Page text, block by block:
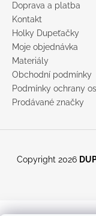
Doprava a platba
Kontakt
Holky Dupeťačky
Moje objednávka
Materiály
Obchodní podmínky
Podmínky ochrany
Prodávané značky
Copyright 2026